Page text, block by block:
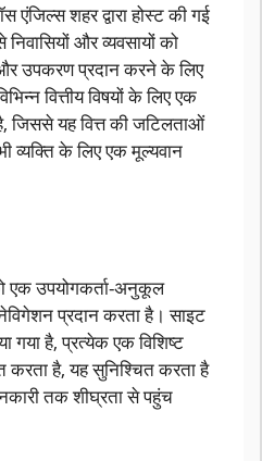
शहर द्वारा होस्ट की गई
और व्यवसायों को
उपकरण प्रदान करने के लिए
वित्तीय विषयों के लिए एक
जिससे यह वित्त की जटिलताओं
व्यक्ति के लिए एक मूल्यवान
एक उपयोगकर्ता-अनुकूल
प्रदान करता है। साइट
गया है, प्रत्येक एक विशिष्ट
करता है, यह सुनिश्चित करता है
तक शीघ्रता से पहुंच